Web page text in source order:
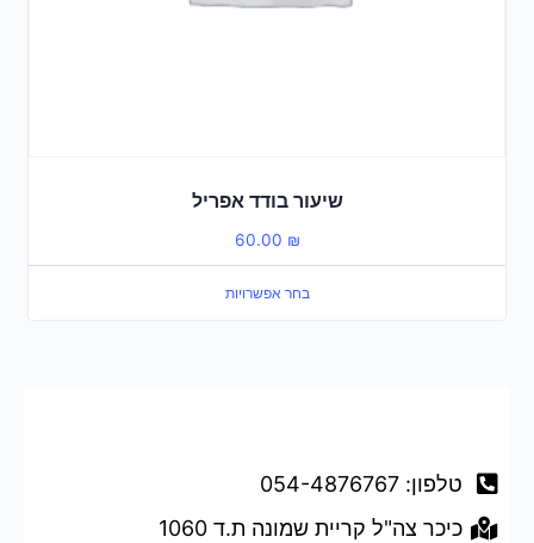
שיעור בודד אפריל
60.00 ₪
בחר אפשרויות
טלפון: 054-4876767
כיכר צה"ל קריית שמונה ת.ד 1060